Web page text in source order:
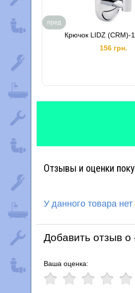
Крючок LIDZ (CRM)-
156 грн.
пред
Отзывы и оценки
У данного товара
Добавить отзыв
Ваша оценка: